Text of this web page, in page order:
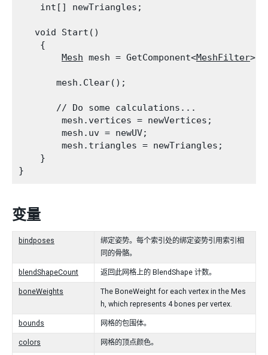
    int[] newTriangles;
   void Start()
    {
Mesh mesh = GetComponent<MeshFilter
       mesh.Clear();
       // Do some calculations...
        mesh.vertices = newVertices;
        mesh.uv = newUV;
        mesh.triangles = newTriangles;
    }
变量
bindposes
绑定姿势。每个索引处的绑定姿势引用索引相
同的骨骼。
blendShapeCount 返回此网格上的 BlendShape 计数。
boneWeights
The BoneWeight for each vertex in the Mes
h, which represents 4 bones per vertex.
bounds 网格的包围体。
colors 网格的顶点颜色。